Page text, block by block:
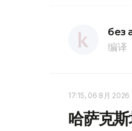
без
编译
17:15, 06 8月 2026
哈萨克